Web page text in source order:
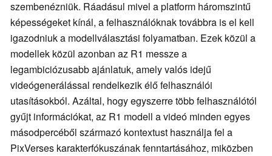
szembenézniük. Ráadásul mivel a platform háromszintű
képességeket kínál, a felhasználóknak továbbra is el kell
igazodniuk a modellválasztási folyamatban. Ezek közül a
modellek közül azonban az R1 messze a
legambiciózusabb ajánlatuk, amely valós idejű
videógenerálással rendelkezik élő felhasználói
utasításokból. Azáltal, hogy egyszerre több felhasználótól
gyűjt információkat, az R1 modell a videó minden egyes
másodpercéből származó kontextust használja fel a
PixVerses karakterfókuszának fenntartásához, miközben